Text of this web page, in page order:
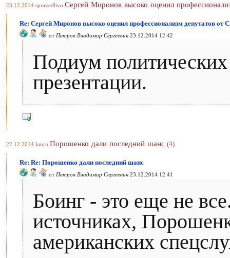
23.12.2014 spravedlivo Сергей Миронов высоко оценил
Re: Сергей Миронов высоко оценил профессионализм
от Петров Владимир Сергеевич 23.12.2014 12:42
Подиум политических
презентации.
22.12.2014 kmru Порошенко дали последний шанс (4)
Re: Re: Порошенко дали последний шанс
от Петров Владимир Сергеевич 23.12.2014 12:41
Боинг - это еще не
источниках,
американских